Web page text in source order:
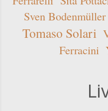
Sven Bodenmüller
Tomaso Solari
Ferracini